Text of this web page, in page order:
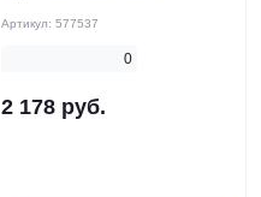
Артикул: 577537
0
2 178 руб.